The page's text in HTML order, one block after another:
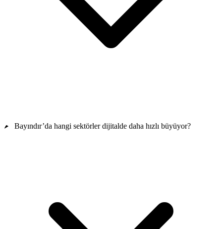
Bayındır’da hangi sektörler dijitalde daha hızlı büyüyor?